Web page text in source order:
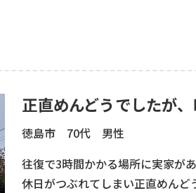
正直めんどうでしたが
徳島市 70代 男性
往復で3時間かかる場所に実家が
休日がつぶれてしまい正直めんど